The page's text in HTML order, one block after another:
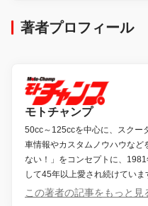
著者プロフィール
モトチャンプ
50cc～125ccを中心に、スクー
車情報やカスタムノウハウなど
ない！」をコンセプトに、
して45年以上愛され続けていま
この著者の記事をもっと見